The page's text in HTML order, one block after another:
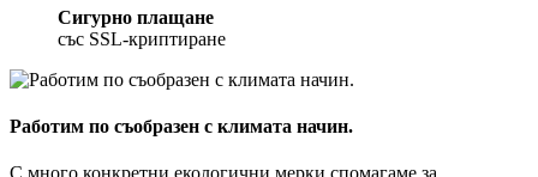
Сигурно плащане
със SSL-криптиране
Работим по съобразен с климата начин.